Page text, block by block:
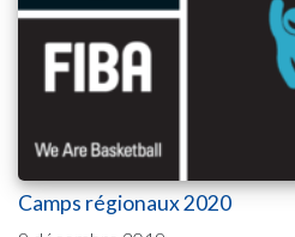
Camps régionaux 2020